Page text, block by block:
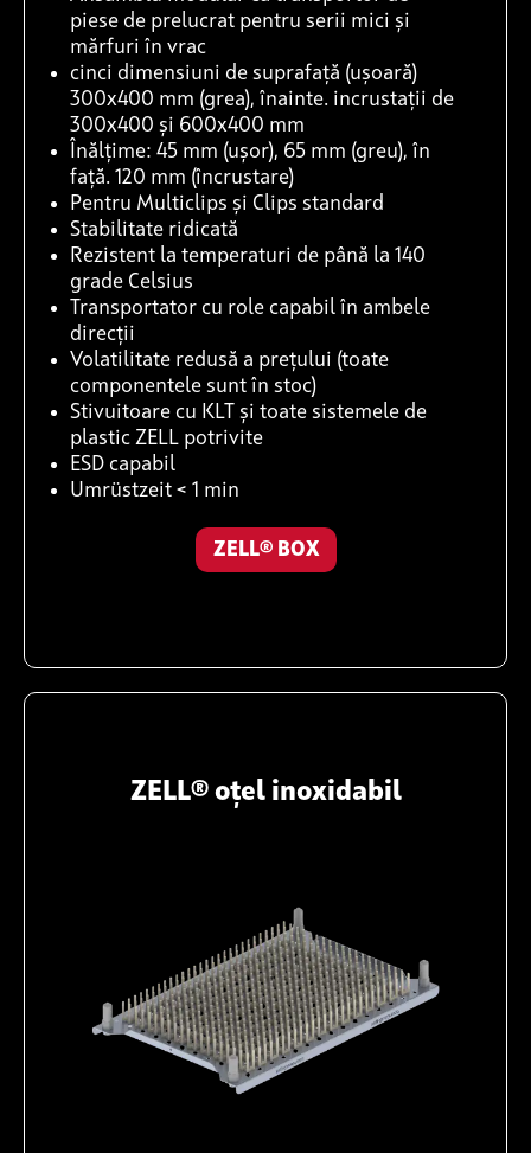
piese de prelucrat pentru serii mici și
mărfuri în vrac
cinci dimensiuni de suprafață (ușoară)
300x400 mm (grea), înainte. incrustații de
300x400 și 600x400 mm
Înălțime: 45 mm (ușor), 65 mm (greu), în
față. 120 mm (încrustare)
Pentru Multiclips și Clips standard
Stabilitate ridicată
Rezistent la temperaturi de până la 140
grade Celsius
Transportator cu role capabil în ambele
direcții
Volatilitate redusă a prețului (toate
componentele sunt în stoc)
Stivuitoare cu KLT și toate sistemele de
plastic ZELL potrivite
ESD capabil
Umrüstzeit < 1 min
ZELL® BOX
ZELL® oțel inoxidabil